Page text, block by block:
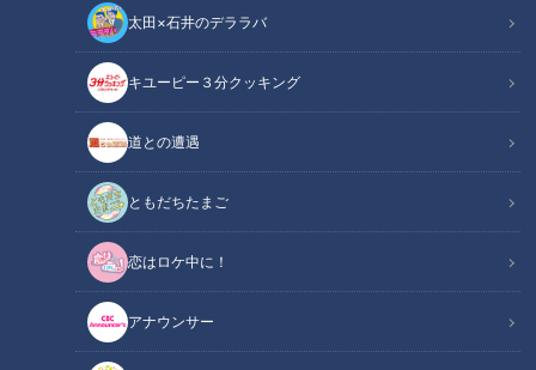
太田×石井のデララバ
キユーピー３分クッキング
道との遭遇
ともだちたまご
恋はロケ中に！
アナウンサー
「サンデードラゴンズ」より(C)CBCテレビ
この記事の画像